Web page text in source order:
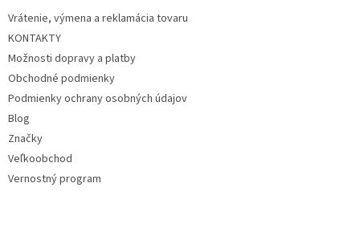
Vrátenie, výmena a reklamácia tovaru
KONTAKTY
Možnosti dopravy a platby
Obchodné podmienky
Podmienky ochrany osobných údajov
Blog
Značky
Veľkoobchod
Vernostný program